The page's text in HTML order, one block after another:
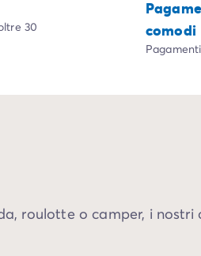
30
comodi
roulotte o camper, i nostri